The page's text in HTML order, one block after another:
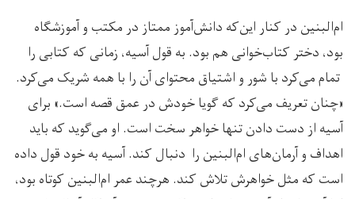
ام‌البنین در کنار این‌که دانش‌آموز ممتاز در مکتب و آموزشگاه
بود، دختر کتاب‌خوانی هم بود. به قول آسیه، زمانی که کتابی را
تمام می‌کرد با شور و اشتیاق محتوای آن را با همه شریک می‌کرد.
«چنان تعریف می‌کرد که گویا خودش در عمق قصه است.» برای
آسیه از دست دادن تنها خواهر سخت است. او می‌گوید که باید
اهداف و آرمان‌های ام‌البنین را دنبال کند. آسیه به خود قول داده
است که مثل خواهرش تلاش کند. هرچند عمر ام‌البنین کوتاه بود،